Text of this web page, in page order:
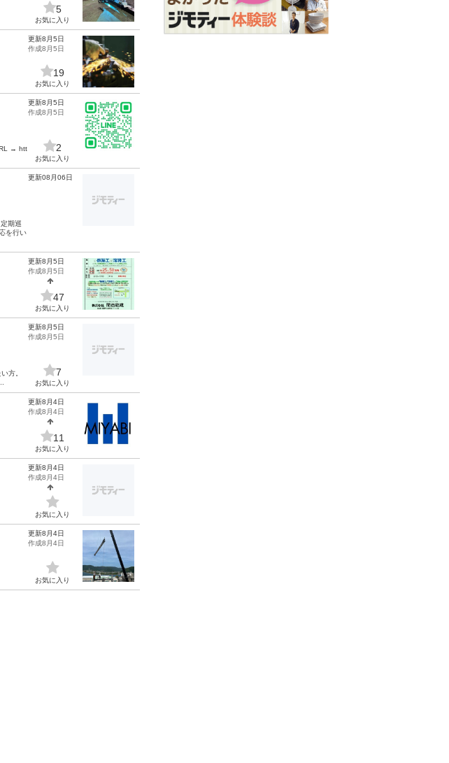
5
お気に入り
更新8月5日
作成8月5日
19
お気に入り
→ htt
更新8月5日
作成8月5日
2
お気に入り
期巡
を行い
更新08月06日
更新8月5日
作成8月5日
47
お気に入り
方。
更新8月5日
作成8月5日
7
お気に入り
更新8月4日
作成8月4日
11
お気に入り
更新8月4日
作成8月4日
お気に入り
更新8月4日
作成8月4日
お気に入り